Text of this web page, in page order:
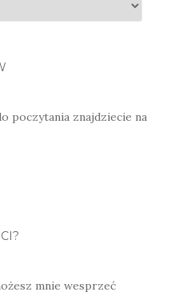
poczytania znajdziecie na
mnie wesprzeć